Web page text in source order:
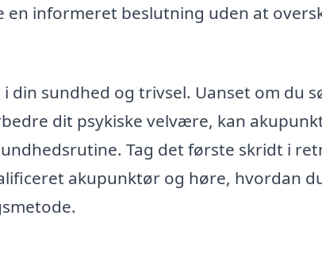
informeret beslutning uden at
sundhed og trivsel. Uanset om du
dit psykiske velvære, kan
Tag det første skridt i
akupunktør og høre, hvordan